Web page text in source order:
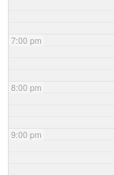
7:00 pm
8:00 pm
9:00 pm